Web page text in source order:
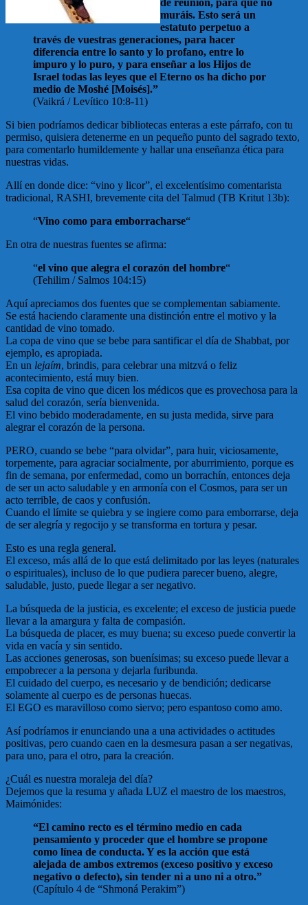
muráis. Esto será un
estatuto perpetuo a
través de vuestras generaciones, para hacer
diferencia entre lo santo y lo profano, entre lo
impuro y lo puro, y para enseñar a los Hijos de
Israel todas las leyes que el Eterno os ha dicho por
medio de Moshé [Moisés].”
(Vaikrá / Levítico 10:8-11)
Si bien podríamos dedicar bibliotecas enteras a este párrafo, con tu
permiso, quisiera detenerme en un pequeño punto del sagrado texto,
para comentarlo humildemente y hallar una enseñanza ética para
nuestras vidas.
Allí en donde dice: “vino y licor”, el excelentísimo comentarista
tradicional, RASHI, brevemente cita del Talmud (TB Kritut 13b):
“Vino como para emborracharse“
En otra de nuestras fuentes se afirma:
“el vino que alegra el corazón del hombre“
(Tehilim / Salmos 104:15)
Aquí apreciamos dos fuentes que se complementan sabiamente.
Se está haciendo claramente una distinción entre el motivo y la
cantidad de vino tomado.
La copa de vino que se bebe para santificar el día de Shabbat, por
ejemplo, es apropiada.
En un lejaím, brindis, para celebrar una mitzvá o feliz
acontecimiento, está muy bien.
Esa copita de vino que dicen los médicos que es provechosa para la
salud del corazón, sería bienvenida.
El vino bebido moderadamente, en su justa medida, sirve para
alegrar el corazón de la persona.
PERO, cuando se bebe “para olvidar”, para huir, viciosamente,
torpemente, para agraciar socialmente, por aburrimiento, porque es
fin de semana, por enfermedad, como un borrachín, entonces deja
de ser un acto saludable y en armonía con el Cosmos, para ser un
acto terrible, de caos y confusión.
Cuando el límite se quiebra y se ingiere como para emborrarse, deja
de ser alegría y regocijo y se transforma en tortura y pesar.
Esto es una regla general.
El exceso, más allá de lo que está delimitado por las leyes (naturales
o espirituales), incluso de lo que pudiera parecer bueno, alegre,
saludable, justo, puede llegar a ser negativo.
La búsqueda de la justicia, es excelente; el exceso de justicia puede
llevar a la amargura y falta de compasión.
La búsqueda de placer, es muy buena; su exceso puede convertir la
vida en vacía y sin sentido.
Las acciones generosas, son buenísimas; su exceso puede llevar a
empobrecer a la persona y dejarla furibunda.
El cuidado del cuerpo, es necesario y de bendición; dedicarse
solamente al cuerpo es de personas huecas.
El EGO es maravilloso como siervo; pero espantoso como amo.
Así podríamos ir enunciando una a una actividades o actitudes
positivas, pero cuando caen en la desmesura pasan a ser negativas,
para uno, para el otro, para la creación.
¿Cuál es nuestra moraleja del día?
Dejemos que la resuma y añada LUZ el maestro de los maestros,
Maimónides:
“El camino recto es el término medio en cada
pensamiento y proceder que el hombre se propone
como línea de conducta. Y es la acción que está
alejada de ambos extremos (exceso positivo y exceso
negativo o defecto), sin tender ni a uno ni a otro.”
(Capítulo 4 de “Shmoná Perakim”)